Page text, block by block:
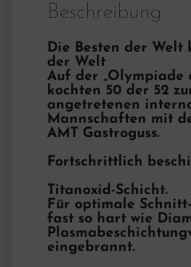
Beschreibung
Die Besten der Welt
der Welt
Auf der „Olympiade
kochten 50 der 52
angetretenen
Mannschaften mit
AMT Gastroguss.
Fortschrittlich
Titanoxid-Schicht.
Für optimale
fast so hart wie
eingebrannt.